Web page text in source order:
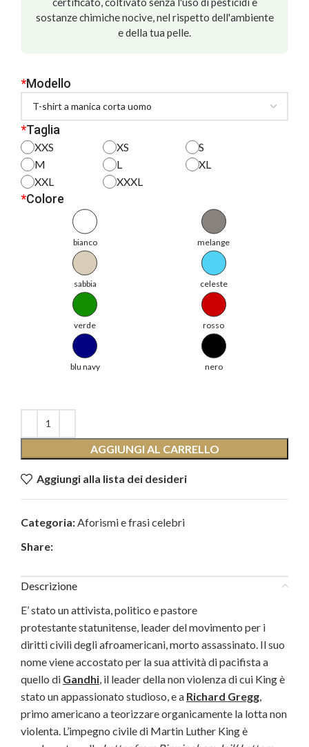
sostanze chimiche nocive, nel rispetto dell'ambiente
e della tua pelle.
*Modello
*Taglia
XXS XS
S
M
L
XL
XXL
XXXL
*Colore
bianco melange
sabbia celeste
verde rosso
blu navy nero
AGGIUNGI AL CARRELLO
Aggiungi alla lista dei desideri
Categoria: Aforismi e frasi celebri
Share:
Descrizione
E’ stato un attivista, politico e pastore
protestante statunitense, leader del movimento per i
diritti civili degli afroamericani, morto assassinato. Il suo
nome viene accostato per la sua attività di pacifista a
quello di Gandhi , il leader della non violenza di cui King è
stato un appassionato studioso, e a Richard Gregg
primo americano a teorizzare organicamente la lotta non
violenta. L’impegno civile di Martin Luther King è